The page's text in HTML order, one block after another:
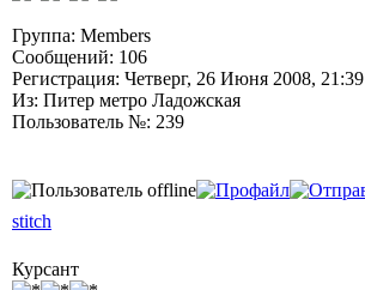
Группа: Members
Сообщений: 106
Регистрация: Четверг, 26 Июня 2008, 21:39
Из: Питер метро Ладожская
Пользователь №: 239
stitch
Курсант